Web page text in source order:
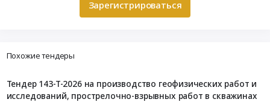
Зарегистрироваться
Похожие тендеры
Тендер 143-Т-2026 на производство геофизических работ и
исследований, прострелочно-взрывных работ в скважинах